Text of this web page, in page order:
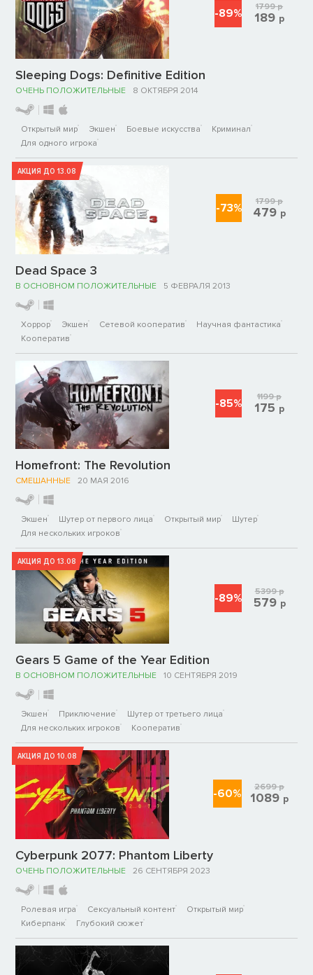
Sleeping Dogs: Definitive Edition
ОЧЕНЬ ПОЛОЖИТЕЛЬНЫЕ 8 ОКТЯБРЯ 2014
Открытый мир Экшен Боевые искусства
Криминал
Для одного игрока
-89% 1799р
189 р
АКЦИЯ ДО 13.08
Dead Space 3
В ОСНОВНОМ ПОЛОЖИТЕЛЬНЫЕ 5 ФЕВРАЛЯ 2013
Хоррор Экшен Сетевой кооператив
Научная фантастика
Кооператив
-73% 1799р
479 р
Homefront: The Revolution
СМЕШАННЫЕ 20 МАЯ 2016
Экшен Шутер от первого лица Открытый мир
Шутер
Для нескольких игроков
-85% 1199р
175 р
АКЦИЯ ДО 13.08
Gears 5 Game of the Year Edition
В ОСНОВНОМ ПОЛОЖИТЕЛЬНЫЕ 10 СЕНТЯБРЯ 2019
Экшен Приключение
Шутер от третьего лица
Для нескольких игроков
Кооператив
-89% 5399р
579 р
АКЦИЯ ДО 10.08
Cyberpunk 2077: Phantom Liberty
ОЧЕНЬ ПОЛОЖИТЕЛЬНЫЕ 26 СЕНТЯБРЯ 2023
Ролевая игра Сексуальный контент
Открытый мир
Киберпанк
Глубокий сюжет
-60% 2699р
1089 р